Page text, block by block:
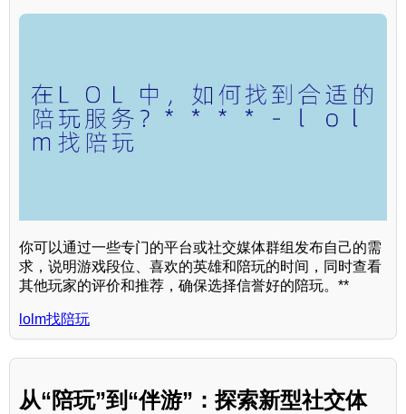
你可以通过一些专门的平台或社交媒体群组发布自己的需
求，说明游戏段位、喜欢的英雄和陪玩的时间，同时查看
其他玩家的评价和推荐，确保选择信誉好的陪玩。**
lolm找陪玩
从“陪玩”到“伴游”：探索新型社交体